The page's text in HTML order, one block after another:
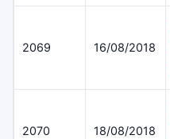
2069 16/08/2018
2070 18/08/2018